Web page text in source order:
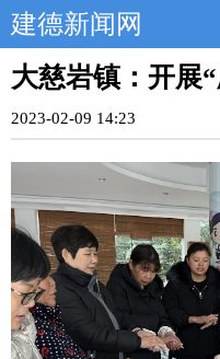
建德新闻网
大慈岩镇：开展
2023-02-09 14:23